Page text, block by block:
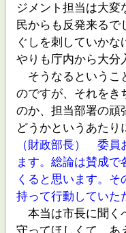
ジメント担当は大変
民からも反発来るで
ぐしを刺していか
やりも庁内から大分
そうなるというこ
のですが、それをき
のか、担当部署の頑
どうかというあたり
（財政部長） 委員
ます。総論は賛成で
くると思います。
持って行動していた
本当は市長に聞く
守ってほしくて、あ